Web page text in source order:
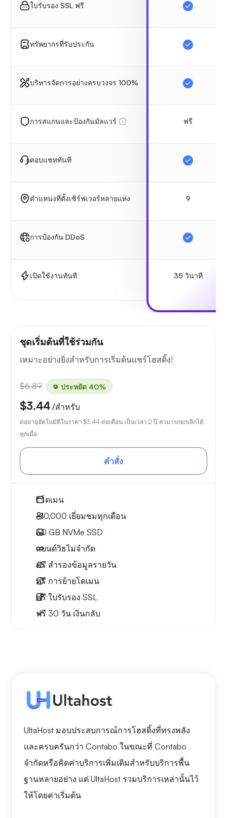
ใบรับรอง SSL ฟรี
ทรัพยากรที่รับประกัน
บริหารจัดการอย่างครบวงจร 100%
การสแกนและป้องกันมัลแวร์
ตอบแชททันที
ตำแหน่งที่ตั้งเซิร์ฟเวอร์หลายแห่ง
การป้องกัน DDoS
เปิดใช้งานทันที
ฟรี
9
35 วินาที
ชุดเริ่มต้นที่ใช้ร่วมกัน
เหมาะอย่างยิ่งสำหรับการเริ่มต้นแชร์โฮสติ้ง!
$6.89 ประหยัด 40%
$3.44 /สำหรับ
ต่ออายุอัตโนมัติในราคา $3.44 ต่อเดือน เป็นเวลา 2 ปี สามารถยกเลิกได้
ทุกเมื่อ
คำสั่ง
1โดเมน
~10,000 เยี่ยมชมทุกเดือน
30 GB NVMe SSD
แบนด์วิธไม่จำกัด
ฟรี สำรองข้อมูลรายวัน
ฟรี การย้ายโดเมน
ฟรี ใบรับรอง SSL
ฟรี 30 วัน เงินกลับ
UltaHost มอบประสบการณ์การโฮสติ้งที่ทรงพลัง
และครบครันกว่า Contabo ในขณะที่ Contabo
จำกัดหรือคิดค่าบริการเพิ่มเติมสำหรับบริการพื้น
ฐานหลายอย่าง แต่ UltaHost รวมบริการเหล่านั้นไว้
ให้โดยค่าเริ่มต้น